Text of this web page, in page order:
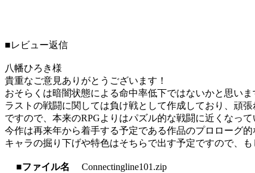
■レビュー返信
八幡ひろき様
貴重なご意見ありがとうございます！
おそらくは暗闇状態による命中率低下ではないかと思い
ラストの戦闘に関しては負け戦として作成しており、頑
ですので、本来のRPGよりはパズル的な戦闘に近くなって
今作は再来年から着手する予定である作品のプロローグ的
キャラの掘り下げや特色はそちらで出す予定ですので、
■ファイル名
Connectingline101.zip